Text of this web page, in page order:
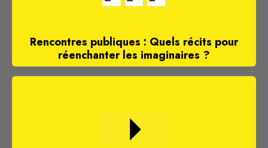
Rencontres publiques : Quels récits pour
réenchanter les imaginaires ?